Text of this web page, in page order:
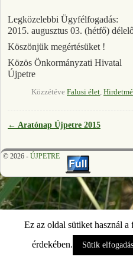
Legközelebbi Ügyfélfogadás:
2015. augusztus 03. (hétfő)
Köszönjük megértésüket !
Közös Önkormányzati Hivatal
Újpetre
Közzétéve Falusi élet,
Bejegyzés navigáció
← Aratónap Újpetre 2015
© 2026 - ÚJPETRE
Ez az oldal sütiket használ
érdekében.
Sütik